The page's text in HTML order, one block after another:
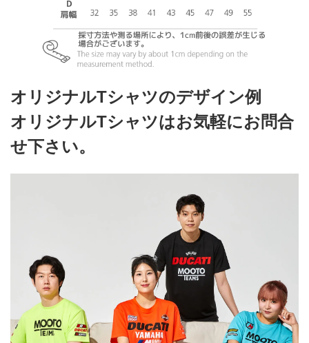
オリジナルTシャツのデザイン例
オリジナルTシャツはお気軽にお問合
せ下さい。